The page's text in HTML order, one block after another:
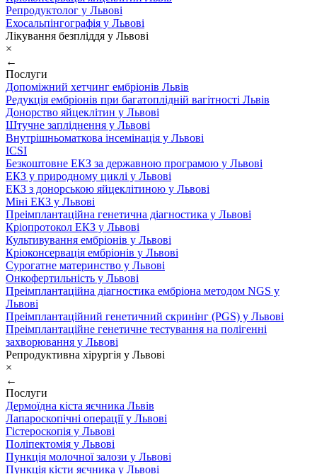
Репродуктолог у Львові
Ехосальпінгографія у Львові
Лікування безпліддя у Львові
×
←
Послуги
Допоміжний хетчинг ембріонів Львів
Редукція ембріонів при багатоплідній вагітності Львів
Донорство яйцеклітин у Львові
Штучне запліднення у Львові
Внутрішньоматкова інсемінація у Львові
ICSI
Безкоштовне ЕКЗ за державною програмою у Львові
ЕКЗ у природному циклі у Львові
ЕКЗ з донорською яйцеклітиною у Львові
Міні ЕКЗ у Львові
Преімплантаційна генетична діагностика у Львові
Кріопротокол ЕКЗ у Львові
Культивування ембріонів у Львові
Кріоконсервація ембріонів у Львові
Сурогатне материнство у Львові
Онкофертильність у Львові
Преімплантаційна діагностика ембріона методом NGS у
Львові
Преімплантаційний генетичний скринінг (PGS) у Львові
Преімплантаційне генетичне тестування на полігенні
захворювання у Львові
Репродуктивна хірургія у Львові
×
←
Послуги
Дермоїдна кіста яєчника Львів
Лапароскопічні операції у Львові
Гістероскопія у Львові
Поліпектомія у Львові
Пункція молочної залози у Львові
Пункція кісти яєчника у Львові